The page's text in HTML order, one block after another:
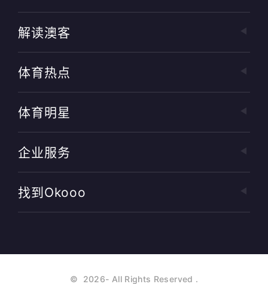
解读澳客
体育热点
体育明星
企业服务
找到okooo
© 2026- All Rights Reserved .